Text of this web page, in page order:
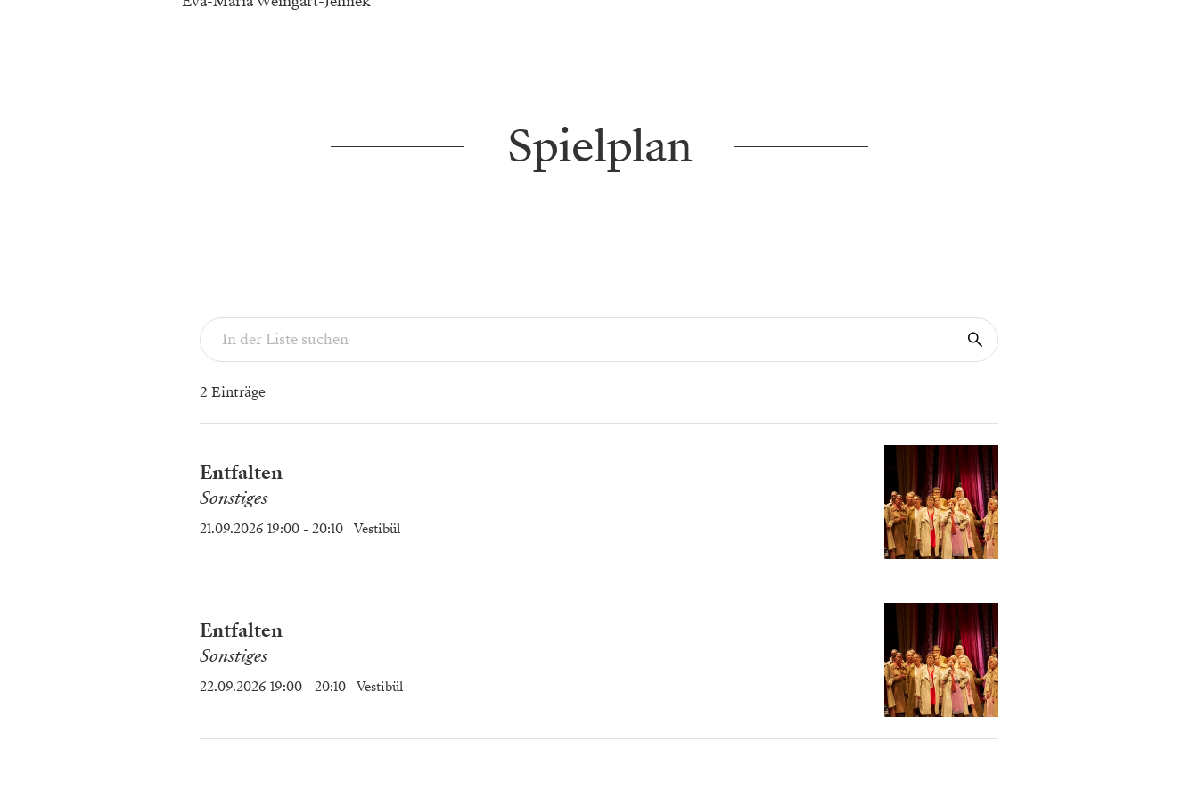
Spielplan
2 Einträge
Entfalten
Sonstiges
21.09.2026 19:00 - 20:10 Vestibül
Entfalten
Sonstiges
22.09.2026 19:00 - 20:10 Vestibül